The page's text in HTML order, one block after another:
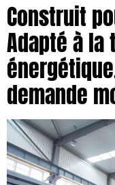
Construit
Adapté à
demande